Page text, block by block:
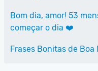
Bom dia, amor! 53
começar o dia ❤️
Frases Bonitas de Boa